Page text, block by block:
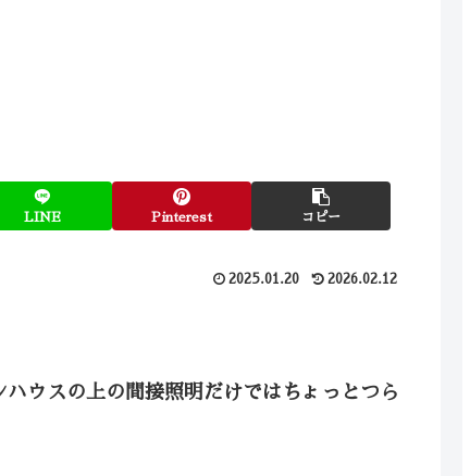
LINE Pinterest コピー
2025.01.20 2026.02.12
ウスの上の間接照明だけではちょっとつら